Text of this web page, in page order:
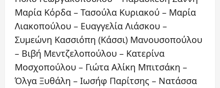
Μαρία Κόρδα – Τασούλα Κυριακού – Μαρία
Λιακοπούλου – Ευαγγελία Λιάσκου –
Συμεώνη Κασσιόπη (Κάσσι) Μανουσοπούλου
– Βιβή Μεντζελοπούλου – Κατερίνα
Μοσχοπούλου – Γιώτα Αλίκη Μπιτσάκη –
Όλγα Ξυθάλη – Ιωσήφ Παρίτσης – Νατάσσα